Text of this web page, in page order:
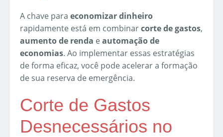
A chave para economizar dinheiro
rapidamente está em combinarcorte de gastos,
aumento de renda eautomação de
economias. Ao implementar essas estratégias
de forma eficaz, você pode acelerar a formação
de sua reserva de emergência.
Corte de Gastos
Desnecessários no